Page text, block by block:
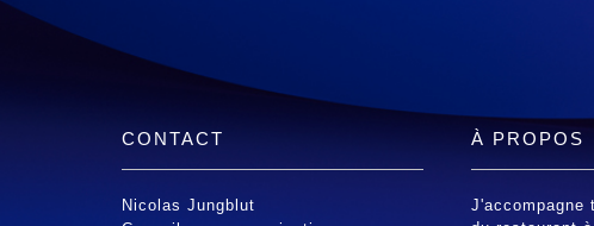
CONTACT
Nicolas Jungblut
À PROPOS
J'accompagne